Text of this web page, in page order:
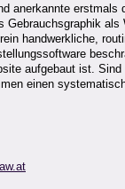
anerkannte
Gebrauchsgraphik
handwerkliche,
aufgebaut ist.
einen